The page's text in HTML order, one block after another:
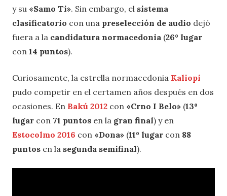
y su «Samo Ti». Sin embargo, el sistema
clasificatorio con una preselección de audio dejó
fuera a la candidatura normacedonia (26º lugar
con 14 puntos).
Curiosamente, la estrella normacedonia Kaliopi
pudo competir en el certamen años después en dos
ocasiones. En Bakú 2012 con «Crno I Belo» (13º
lugar con 71 puntos en la gran final) y en
Estocolmo 2016 con «Dona» (11º lugar con 88
puntos en la segunda semifinal).